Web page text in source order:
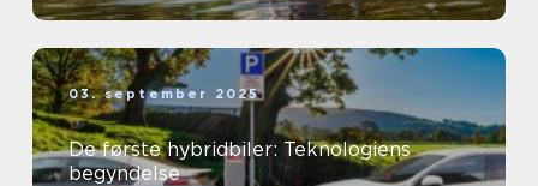
03. september 2025
De første hybridbiler: Teknologiens
begyndelse